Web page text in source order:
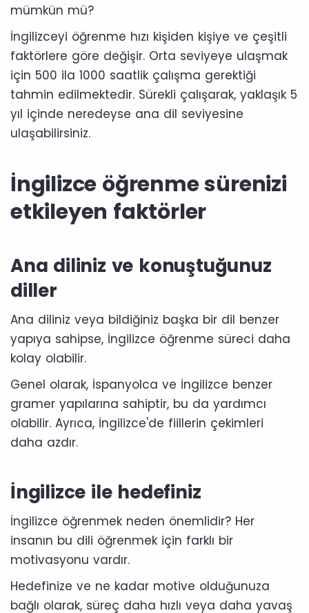
mümkün mü?
İngilizceyi öğrenme hızı kişiden kişiye ve çeşitli
faktörlere göre değişir. Orta seviyeye ulaşmak
için 500 ila 1000 saatlik çalışma gerektiği
tahmin edilmektedir. Sürekli çalışarak, yaklaşık 5
yıl içinde neredeyse ana dil seviyesine
ulaşabilirsiniz.
İngilizce öğrenme sürenizi
etkileyen faktörler
Ana diliniz ve konuştuğunuz
diller
Ana diliniz veya bildiğiniz başka bir dil benzer
yapıya sahipse, İngilizce öğrenme süreci daha
kolay olabilir.
Genel olarak, İspanyolca ve İngilizce benzer
gramer yapılarına sahiptir, bu da yardımcı
olabilir. Ayrıca, İngilizce'de fiillerin çekimleri
daha azdır.
İngilizce ile hedefiniz
İngilizce öğrenmek neden önemlidir? Her
insanın bu dili öğrenmek için farklı bir
motivasyonu vardır.
Hedefinize ve ne kadar motive olduğunuza
bağlı olarak, süreç daha hızlı veya daha yavaş